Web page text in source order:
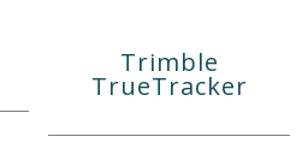
Trimble
TrueTracker